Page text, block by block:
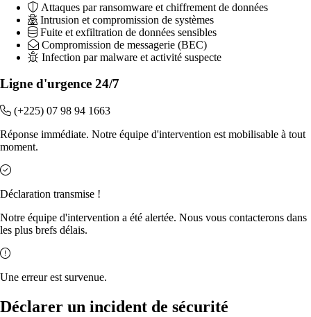
Attaques par ransomware et chiffrement de données
Intrusion et compromission de systèmes
Fuite et exfiltration de données sensibles
Compromission de messagerie (BEC)
Infection par malware et activité suspecte
Ligne d'urgence 24/7
(+225) 07 98 94 1663
Réponse immédiate. Notre équipe d'intervention est mobilisable à tout
moment.
Déclaration transmise !
Notre équipe d'intervention a été alertée. Nous vous contacterons dans
les plus brefs délais.
Une erreur est survenue.
Déclarer un incident de sécurité